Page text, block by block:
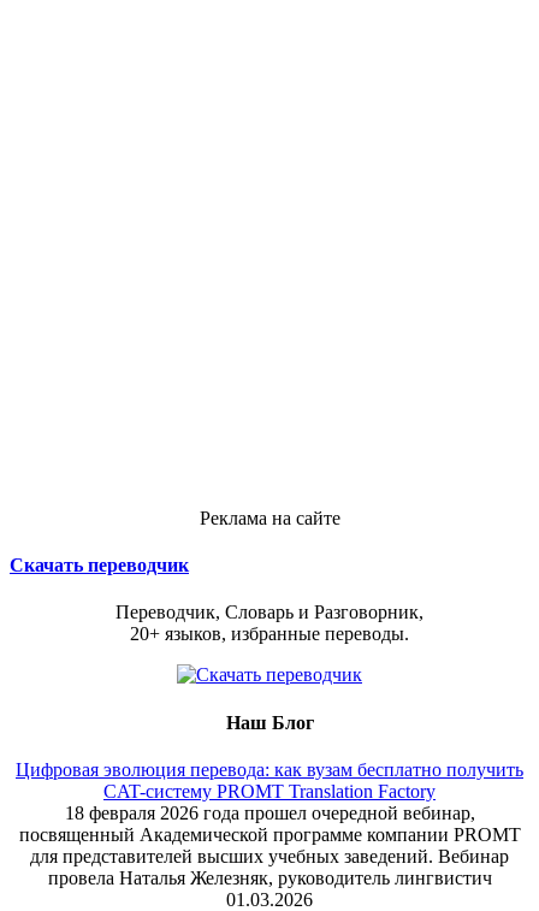
Реклама на сайте
Скачать переводчик
Переводчик, Словарь и Разговорник,
20+ языков, избранные переводы.
Наш Блог
Цифровая эволюция перевода: как вузам бесплатно получить
CAT-систему PROMT Translation Factory
18 февраля 2026 года прошел очередной вебинар,
посвященный Академической программе компании PROMT
для представителей высших учебных заведений. Вебинар
провела Наталья Железняк, руководитель лингвистич
01.03.2026